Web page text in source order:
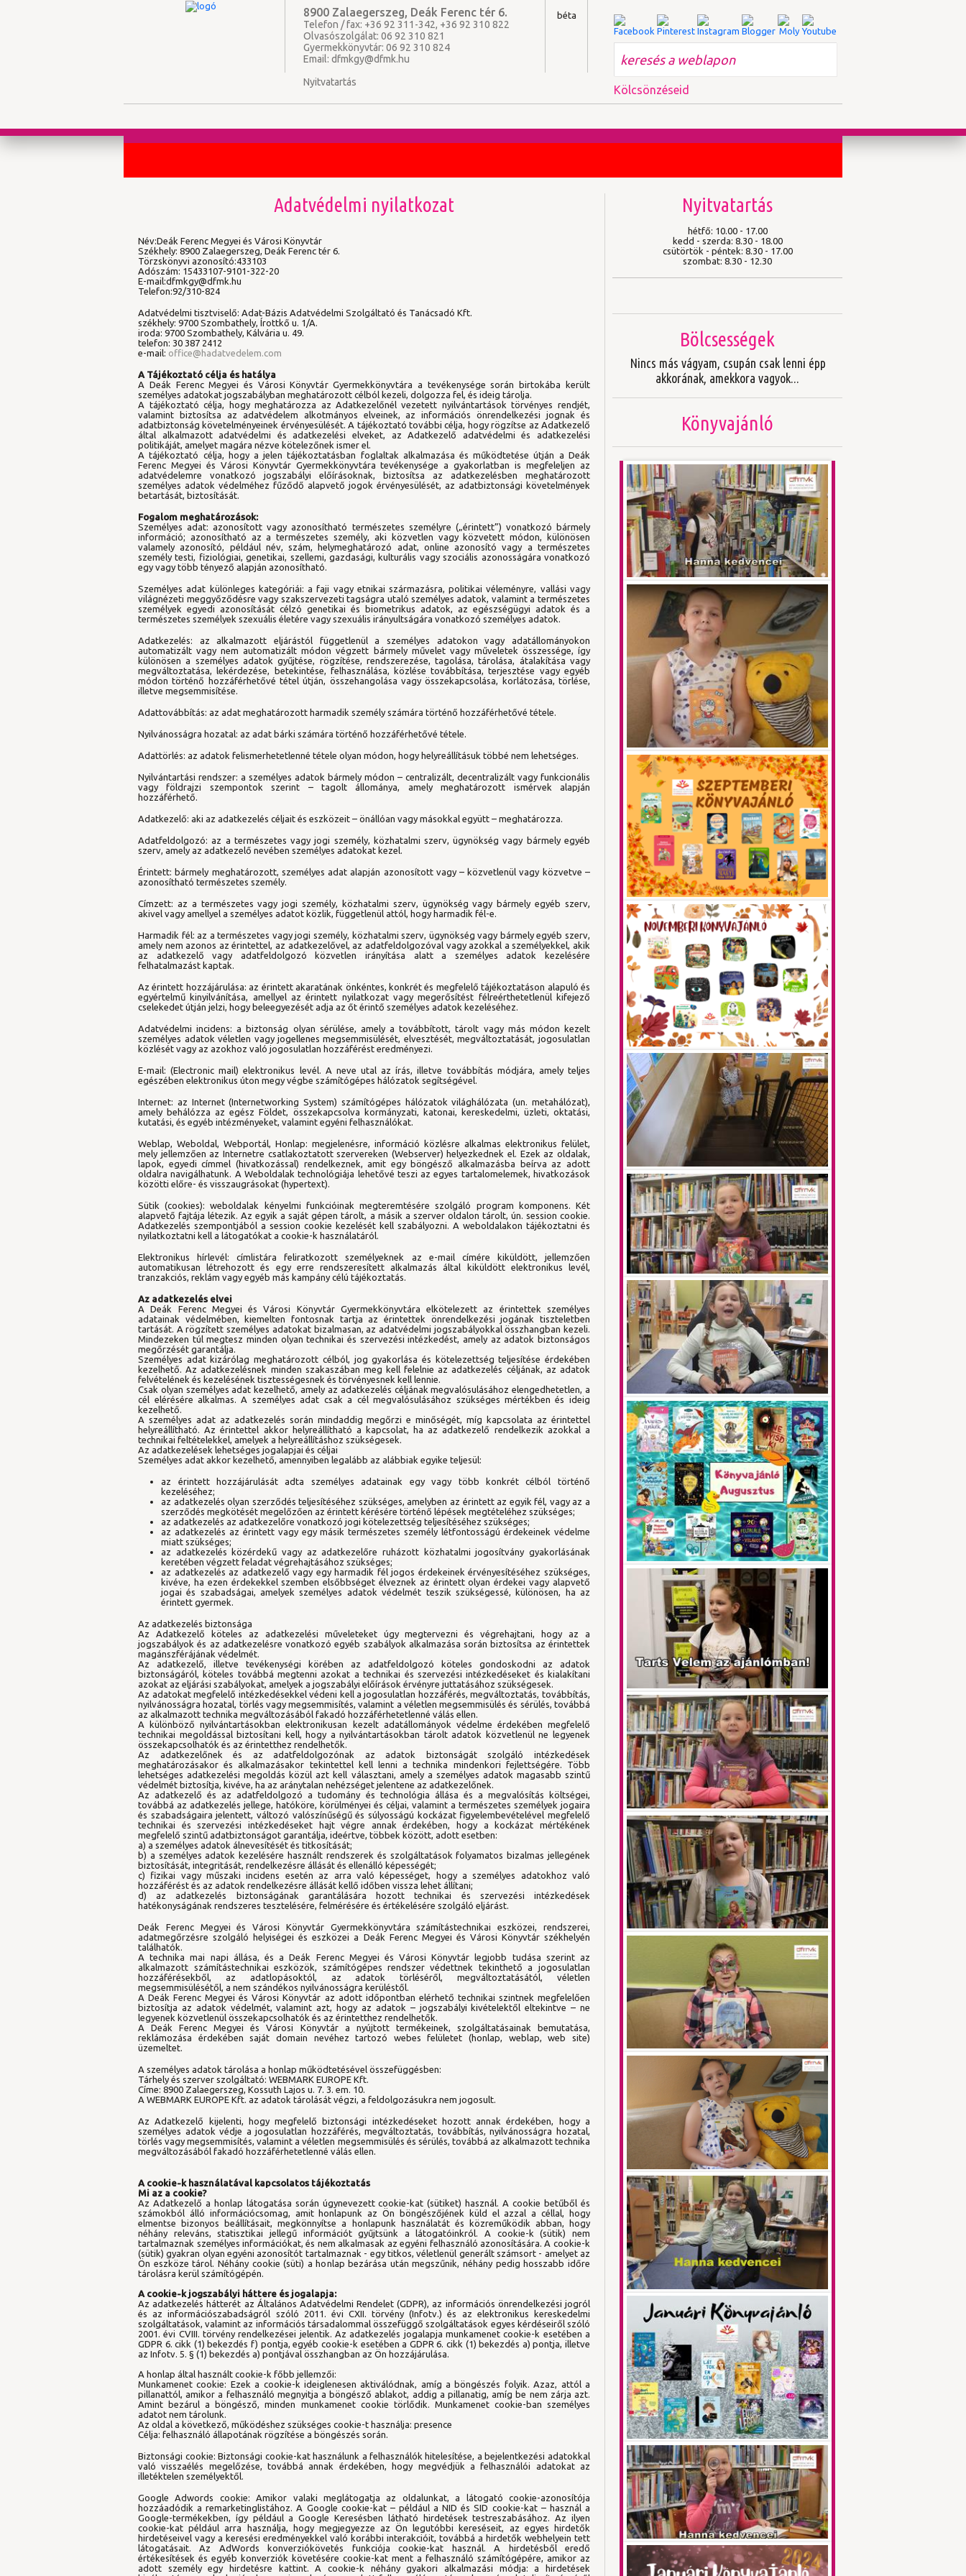
8900 Zalaegerszeg, Deák Ferenc tér 6.
Telefon / fax: +36 92 311-342, +36 92 310 822
Olvasószolgálat: 06 92 310 821
Gyermekkönyvtár: 06 92 310 824
Email:dfmkgy@dfmk.hu
Nyitvatartás
béta
Kölcsönzéseid
Adatvédelmi nyilatkozat
Név:Deák Ferenc Megyei és Városi Könyvtár
Székhely: 8900 Zalaegerszeg, Deák Ferenc tér 6.
Törzskönyvi azonosító:433103
Adószám: 15433107-9101-322-20
E-mail:dfmkgy@dfmk.hu
Telefon:92/310-824
Adatvédelmi tisztviselő: Adat-Bázis Adatvédelmi Szolgáltató és Tanácsadó Kft.
székhely: 9700 Szombathely, Írottkő u. 1/A.
iroda: 9700 Szombathely, Kálvária u. 49.
telefon: 30 387 2412
e-mail: office@hadatvedelem.com
A Tájékoztató célja és hatálya
A Deák Ferenc Megyei és Városi Könyvtár Gyermekkönyvtára a tevékenysége során birtokába került
személyes adatokat jogszabályban meghatározott célból kezeli, dolgozza fel, és ideig tárolja.
A tájékoztató célja, hogy meghatározza az Adatkezelőnél vezetett nyilvántartások törvényes rendjét,
valamint biztosítsa az adatvédelem alkotmányos elveinek, az információs önrendelkezési jognak és
adatbiztonság követelményeinek érvényesülését. A tájékoztató további célja, hogy rögzítse az Adatkezelő
által alkalmazott adatvédelmi és adatkezelési elveket, az Adatkezelő adatvédelmi és adatkezelési
politikáját, amelyet magára nézve kötelezőnek ismer el.
A tájékoztató célja, hogy a jelen tájékoztatásban foglaltak alkalmazása és működtetése útján a Deák
Ferenc Megyei és Városi Könyvtár Gyermekkönyvtára tevékenysége a gyakorlatban is megfeleljen az
adatvédelemre vonatkozó jogszabályi előírásoknak, biztosítsa az adatkezelésben meghatározott
személyes adatok védelméhez fűződő alapvető jogok érvényesülését, az adatbiztonsági követelmények
betartását, biztosítását.
Fogalom meghatározások:
Személyes adat: azonosított vagy azonosítható természetes személyre („érintett”) vonatkozó bármely
információ; azonosítható az a természetes személy, aki közvetlen vagy közvetett módon, különösen
valamely azonosító, például név, szám, helymeghatározó adat, online azonosító vagy a természetes
személy testi, fiziológiai, genetikai, szellemi, gazdasági, kulturális vagy szociális azonosságára vonatkozó
egy vagy több tényező alapján azonosítható.
Személyes adat különleges kategóriái: a faji vagy etnikai származásra, politikai véleményre, vallási vagy
világnézeti meggyőződésre vagy szakszervezeti tagságra utaló személyes adatok, valamint a természetes
személyek egyedi azonosítását célzó genetikai és biometrikus adatok, az egészségügyi adatok és a
természetes személyek szexuális életére vagy szexuális irányultságára vonatkozó személyes adatok.
Adatkezelés: az alkalmazott eljárástól függetlenül a személyes adatokon vagy adatállományokon
automatizált vagy nem automatizált módon végzett bármely művelet vagy műveletek összessége, így
különösen a személyes adatok gyűjtése, rögzítése, rendszerezése, tagolása, tárolása, átalakítása vagy
megváltoztatása, lekérdezése, betekintése, felhasználása, közlése továbbítása, terjesztése vagy egyéb
módon történő hozzáférhetővé tétel útján, összehangolása vagy összekapcsolása, korlátozása, törlése,
illetve megsemmisítése.
Adattovábbítás: az adat meghatározott harmadik személy számára történő hozzáférhetővé tétele.
Nyilvánosságra hozatal: az adat bárki számára történő hozzáférhetővé tétele.
Adattörlés: az adatok felismerhetetlenné tétele olyan módon, hogy helyreállításuk többé nem lehetséges.
Nyilvántartási rendszer: a személyes adatok bármely módon – centralizált, decentralizált vagy funkcionális
vagy földrajzi szempontok szerint – tagolt állománya, amely meghatározott ismérvek alapján
hozzáférhető.
Adatkezelő: aki az adatkezelés céljait és eszközeit – önállóan vagy másokkal együtt – meghatározza.
Adatfeldolgozó: az a természetes vagy jogi személy, közhatalmi szerv, ügynökség vagy bármely egyéb
szerv, amely az adatkezelő nevében személyes adatokat kezel.
Érintett: bármely meghatározott, személyes adat alapján azonosított vagy – közvetlenül vagy közvetve –
azonosítható természetes személy.
Címzett: az a természetes vagy jogi személy, közhatalmi szerv, ügynökség vagy bármely egyéb szerv,
akivel vagy amellyel a személyes adatot közlik, függetlenül attól, hogy harmadik fél-e.
Harmadik fél: az a természetes vagy jogi személy, közhatalmi szerv, ügynökség vagy bármely egyéb szerv,
amely nem azonos az érintettel, az adatkezelővel, az adatfeldolgozóval vagy azokkal a személyekkel, akik
az adatkezelő vagy adatfeldolgozó közvetlen irányítása alatt a személyes adatok kezelésére
felhatalmazást kaptak.
Az érintett hozzájárulása: az érintett akaratának önkéntes, konkrét és megfelelő tájékoztatáson alapuló és
egyértelmű kinyilvánítása, amellyel az érintett nyilatkozat vagy megerősítést félreérthetetlenül kifejező
cselekedet útján jelzi, hogy beleegyezését adja az őt érintő személyes adatok kezeléséhez.
Adatvédelmi incidens: a biztonság olyan sérülése, amely a továbbított, tárolt vagy más módon kezelt
személyes adatok véletlen vagy jogellenes megsemmisülését, elvesztését, megváltoztatását, jogosulatlan
közlését vagy az azokhoz való jogosulatlan hozzáférést eredményezi.
E-mail: (Electronic mail) elektronikus levél. A neve utal az írás, illetve továbbítás módjára, amely teljes
egészében elektronikus úton megy végbe számítógépes hálózatok segítségével.
Internet: az Internet (Internetworking System) számítógépes hálózatok világhálózata (un. metahálózat),
amely behálózza az egész Földet, összekapcsolva kormányzati, katonai, kereskedelmi, üzleti, oktatási,
kutatási, és egyéb intézményeket, valamint egyéni felhasználókat.
Weblap, Weboldal, Webportál, Honlap: megjelenésre, információ közlésre alkalmas elektronikus felület,
mely jellemzően az Internetre csatlakoztatott szervereken (Webserver) helyezkednek el. Ezek az oldalak,
lapok, egyedi címmel (hivatkozással) rendelkeznek, amit egy böngésző alkalmazásba beírva az adott
oldalra navigálhatunk. A Weboldalak technológiája lehetővé teszi az egyes tartalomelemek, hivatkozások
közötti előre- és visszaugrásokat (hypertext).
Sütik (cookies): weboldalak kényelmi funkcióinak megteremtésére szolgáló program komponens. Két
alapvető fajtája létezik. Az egyik a saját gépen tárolt, a másik a szerver oldalon tárolt, ún. session cookie.
Adatkezelés szempontjából a session cookie kezelését kell szabályozni. A weboldalakon tájékoztatni és
nyilatkoztatni kell a látogatókat a cookie-k használatáról.
Elektronikus hírlevél: címlistára feliratkozott személyeknek az e-mail címére kiküldött, jellemzően
automatikusan létrehozott és egy erre rendszeresített alkalmazás által kiküldött elektronikus levél,
tranzakciós, reklám vagy egyéb más kampány célú tájékoztatás.
Az adatkezelés elvei
A Deák Ferenc Megyei és Városi Könyvtár Gyermekkönyvtára elkötelezett az érintettek személyes
adatainak védelmében, kiemelten fontosnak tartja az érintettek önrendelkezési jogának tiszteletben
tartását. A rögzített személyes adatokat bizalmasan, az adatvédelmi jogszabályokkal összhangban kezeli.
Mindezeken túl megtesz minden olyan technikai és szervezési intézkedést, amely az adatok biztonságos
megőrzését garantálja.
Személyes adat kizárólag meghatározott célból, jog gyakorlása és kötelezettség teljesítése érdekében
kezelhető. Az adatkezelésnek minden szakaszában meg kell felelnie az adatkezelés céljának, az adatok
felvételének és kezelésének tisztességesnek és törvényesnek kell lennie.
Csak olyan személyes adat kezelhető, amely az adatkezelés céljának megvalósulásához elengedhetetlen, a
cél elérésére alkalmas. A személyes adat csak a cél megvalósulásához szükséges mértékben és ideig
kezelhető.
A személyes adat az adatkezelés során mindaddig megőrzi e minőségét, míg kapcsolata az érintettel
helyreállítható. Az érintettel akkor helyreállítható a kapcsolat, ha az adatkezelő rendelkezik azokkal a
technikai feltételekkel, amelyek a helyreállításhoz szükségesek.
Az adatkezelések lehetséges jogalapjai és céljai
Személyes adat akkor kezelhető, amennyiben legalább az alábbiak egyike teljesül:
az érintett hozzájárulását adta személyes adatainak egy vagy több konkrét célból történő
kezeléséhez;
az adatkezelés olyan szerződés teljesítéséhez szükséges, amelyben az érintett az egyik fél, vagy az a
szerződés megkötését megelőzően az érintett kérésére történő lépések megtételéhez szükséges;
az adatkezelés az adatkezelőre vonatkozó jogi kötelezettség teljesítéséhez szükséges;
az adatkezelés az érintett vagy egy másik természetes személy létfontosságú érdekeinek védelme
miatt szükséges;
az adatkezelés közérdekű vagy az adatkezelőre ruházott közhatalmi jogosítvány gyakorlásának
keretében végzett feladat végrehajtásához szükséges;
az adatkezelés az adatkezelő vagy egy harmadik fél jogos érdekeinek érvényesítéséhez szükséges,
kivéve, ha ezen érdekekkel szemben elsőbbséget élveznek az érintett olyan érdekei vagy alapvető
jogai és szabadságai, amelyek személyes adatok védelmét teszik szükségessé, különösen, ha az
érintett gyermek.
Az adatkezelés biztonsága
Az Adatkezelő köteles az adatkezelési műveleteket úgy megtervezni és végrehajtani, hogy az a
jogszabályok és az adatkezelésre vonatkozó egyéb szabályok alkalmazása során biztosítsa az érintettek
magánszférájának védelmét.
Az adatkezelő, illetve tevékenységi körében az adatfeldolgozó köteles gondoskodni az adatok
biztonságáról, köteles továbbá megtenni azokat a technikai és szervezési intézkedéseket és kialakítani
azokat az eljárási szabályokat, amelyek a jogszabályi előírások érvényre juttatásához szükségesek.
Az adatokat megfelelő intézkedésekkel védeni kell a jogosulatlan hozzáférés, megváltoztatás, továbbítás,
nyilvánosságra hozatal, törlés vagy megsemmisítés, valamint a véletlen megsemmisülés és sérülés, továbbá
az alkalmazott technika megváltozásából fakadó hozzáférhetetlenné válás ellen.
A különböző nyilvántartásokban elektronikusan kezelt adatállományok védelme érdekében megfelelő
technikai megoldással biztosítani kell, hogy a nyilvántartásokban tárolt adatok közvetlenül ne legyenek
összekapcsolhatók és az érintetthez rendelhetők.
Az adatkezelőnek és az adatfeldolgozónak az adatok biztonságát szolgáló intézkedések
meghatározásakor és alkalmazásakor tekintettel kell lenni a technika mindenkori fejlettségére. Több
lehetséges adatkezelési megoldás közül azt kell választani, amely a személyes adatok magasabb szintű
védelmét biztosítja, kivéve, ha az aránytalan nehézséget jelentene az adatkezelőnek.
Az adatkezelő és az adatfeldolgozó a tudomány és technológia állása és a megvalósítás költségei,
továbbá az adatkezelés jellege, hatóköre, körülményei és céljai, valamint a természetes személyek jogaira
és szabadságaira jelentett, változó valószínűségű és súlyosságú kockázat figyelembevételével megfelelő
technikai és szervezési intézkedéseket hajt végre annak érdekében, hogy a kockázat mértékének
megfelelő szintű adatbiztonságot garantálja, ideértve, többek között, adott esetben:
a) a személyes adatok álnevesítését és titkosítását;
b) a személyes adatok kezelésére használt rendszerek és szolgáltatások folyamatos bizalmas jellegének
biztosítását, integritását, rendelkezésre állását és ellenálló képességét;
c) fizikai vagy műszaki incidens esetén az arra való képességet, hogy a személyes adatokhoz való
hozzáférést és az adatok rendelkezésre állását kellő időben vissza lehet állítani;
d) az adatkezelés biztonságának garantálására hozott technikai és szervezési intézkedések
hatékonyságának rendszeres tesztelésére, felmérésére és értékelésére szolgáló eljárást.
Deák Ferenc Megyei és Városi Könyvtár Gyermekkönyvtára számítástechnikai eszközei, rendszerei,
adatmegőrzésre szolgáló helyiségei és eszközei a Deák Ferenc Megyei és Városi Könyvtár székhelyén
találhatók.
A technika mai napi állása, és a Deák Ferenc Megyei és Városi Könyvtár legjobb tudása szerint az
alkalmazott számítástechnikai eszközök, számítógépes rendszer védettnek tekinthető a jogosulatlan
hozzáférésekből, az adatlopásoktól, az adatok törléséről, megváltoztatásától, véletlen
megsemmisülésétől, a nem szándékos nyilvánosságra kerüléstől.
A Deák Ferenc Megyei és Városi Könyvtár az adott időpontban elérhető technikai szintnek megfelelően
biztosítja az adatok védelmét, valamint azt, hogy az adatok – jogszabályi kivételektől eltekintve – ne
legyenek közvetlenül összekapcsolhatók és az érintetthez rendelhetők.
A Deák Ferenc Megyei és Városi Könyvtár a nyújtott termékeinek, szolgáltatásainak bemutatása,
reklámozása érdekében saját domain nevéhez tartozó webes felületet (honlap, weblap, web site)
üzemeltet.
A személyes adatok tárolása a honlap működtetésével összefüggésben:
Tárhely és szerver szolgáltató: WEBMARK EUROPE Kft.
Címe: 8900 Zalaegerszeg, Kossuth Lajos u. 7. 3. em. 10.
A WEBMARK EUROPE Kft. az adatok tárolását végzi, a feldolgozásukra nem jogosult.
Az Adatkezelő kijelenti, hogy megfelelő biztonsági intézkedéseket hozott annak érdekében, hogy a
személyes adatok védje a jogosulatlan hozzáférés, megváltoztatás, továbbítás, nyilvánosságra hozatal,
törlés vagy megsemmisítés, valamint a véletlen megsemmisülés és sérülés, továbbá az alkalmazott technika
megváltozásából fakadó hozzáférhetetlenné válás ellen.
A cookie-k használatával kapcsolatos tájékoztatás
Mi az a cookie?
Az Adatkezelő a honlap látogatása során úgynevezett cookie-kat (sütiket) használ. A cookie betűből és
számokból álló információcsomag, amit honlapunk az Ön böngészőjének küld el azzal a céllal, hogy
elmentse bizonyos beállításait, megkönnyítse a honlapunk használatát és közreműködik abban, hogy
néhány releváns, statisztikai jellegű információt gyűjtsünk a látogatóinkról. A cookie-k (sütik) nem
tartalmaznak személyes információkat, és nem alkalmasak az egyéni felhasználó azonosítására. A cookie-k
(sütik) gyakran olyan egyéni azonosítót tartalmaznak - egy titkos, véletlenül generált számsort - amelyet az
Ön eszköze tárol. Néhány cookie (süti) a honlap bezárása után megszűnik, néhány pedig hosszabb időre
tárolásra kerül számítógépén.
A cookie-k jogszabályi háttere és jogalapja:
Az adatkezelés hátterét az Általános Adatvédelmi Rendelet (GDPR), az információs önrendelkezési jogról
és az információszabadságról szóló 2011. évi CXII. törvény (Infotv.) és az elektronikus kereskedelmi
szolgáltatások, valamint az információs társadalommal összefüggő szolgáltatások egyes kérdéseiről szóló
2001. évi CVIII. törvény rendelkezései jelentik. Az adatkezelés jogalapja munkamenet cookie-k esetében a
GDPR 6. cikk (1) bekezdés f) pontja, egyéb cookie-k esetében a GDPR 6. cikk (1) bekezdés a) pontja, illetve
az Infotv. 5. § (1) bekezdés a) pontjával összhangban az Ön hozzájárulása.
A honlap által használt cookie-k főbb jellemzői:
Munkamenet cookie: Ezek a cookie-k ideiglenesen aktiválódnak, amíg a böngészés folyik. Azaz, attól a
pillanattól, amikor a felhasználó megnyitja a böngésző ablakot, addig a pillanatig, amíg be nem zárja azt.
Amint bezárul a böngésző, minden munkamenet cookie törlődik. Munkamenet cookie-ban személyes
adatot nem tárolunk.
Az oldal a következő, működéshez szükséges cookie-t használja: presence
Célja: felhasználó állapotának rögzítése a böngészés során.
Biztonsági cookie: Biztonsági cookie-kat használunk a felhasználók hitelesítése, a bejelentkezési adatokkal
való visszaélés megelőzése, továbbá annak érdekében, hogy megvédjük a felhasználói adatokat az
illetéktelen személyektől.
Google Adwords cookie: Amikor valaki meglátogatja az oldalunkat, a látogató cookie-azonosítója
hozzáadódik a remarketinglistához. A Google cookie-kat – például a NID és SID cookie-kat – használ a
Google-termékekben, így például a Google Keresésben látható hirdetések testreszabásához. Az ilyen
cookie-kat például arra használja, hogy megjegyezze az Ön legutóbbi kereséseit, az egyes hirdetők
hirdetéseivel vagy a keresési eredményekkel való korábbi interakcióit, továbbá a hirdetők webhelyein tett
látogatásait. Az AdWords konverziókövetés funkciója cookie-kat használ. A hirdetésből eredő
értékesítések és egyéb konverziók követésére cookie-kat ment a felhasználó számítógépére, amikor az
adott személy egy hirdetésre kattint. A cookie-k néhány gyakori alkalmazási módja: a hirdetések
Nyitvatartás
hétfő: 10.00 - 17.00
kedd - szerda: 8.30 - 18.00
csütörtök - péntek: 8.30 - 17.00
szombat: 8.30 - 12.30
Bölcsességek
Nincs más vágyam, csupán csak lenni épp
akkorának, amekkora vagyok...
Könyvajánló